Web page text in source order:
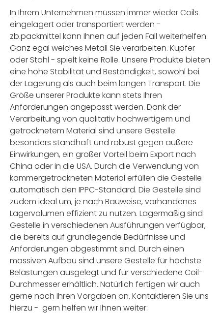
In Ihrem Unternehmen müssen immer wieder Coils
eingelagert oder transportiert werden -
zb.packmittel kann Ihnen auf jeden Fall weiterhelfen.
Ganz egal welches Metall Sie verarbeiten. Kupfer
oder Stahl - spielt keine Rolle. Unsere Produkte bieten
eine hohe Stabilität und Beständigkeit, sowohl bei
der Lagerung als auch beim langen Transport. Die
Größe unserer Produkte kann stets Ihren
Anforderungen angepasst werden. Dank der
Verarbeitung von qualitativ hochwertigem und
getrocknetem Material sind unsere Gestelle
besonders standhaft und robust gegen äußere
Einwirkungen, ein großer Vorteil beim Export nach
China oder in die USA. Durch die Verwendung von
kammergetrockneten Material erfüllen die Gestelle
automatisch den IPPC-Standard. Die Gestelle sind
zudem ideal um, je nach Bauweise, vorhandenes
Lagervolumen effizient zu nutzen. Lagermäßig sind
Gestelle in verschiedenen Ausführungen verfügbar,
die bereits auf grundlegende Bedürfnisse und
Anforderungen abgestimmt sind. Durch einen
massiven Aufbau sind unsere Gestelle für höchste
Belastungen ausgelegt und für verschiedene Coil-
Durchmesser erhältlich. Natürlich fertigen wir auch
gerne nach Ihren Vorgaben an. Kontaktieren Sie uns
hierzu - gern helfen wir Ihnen weiter.